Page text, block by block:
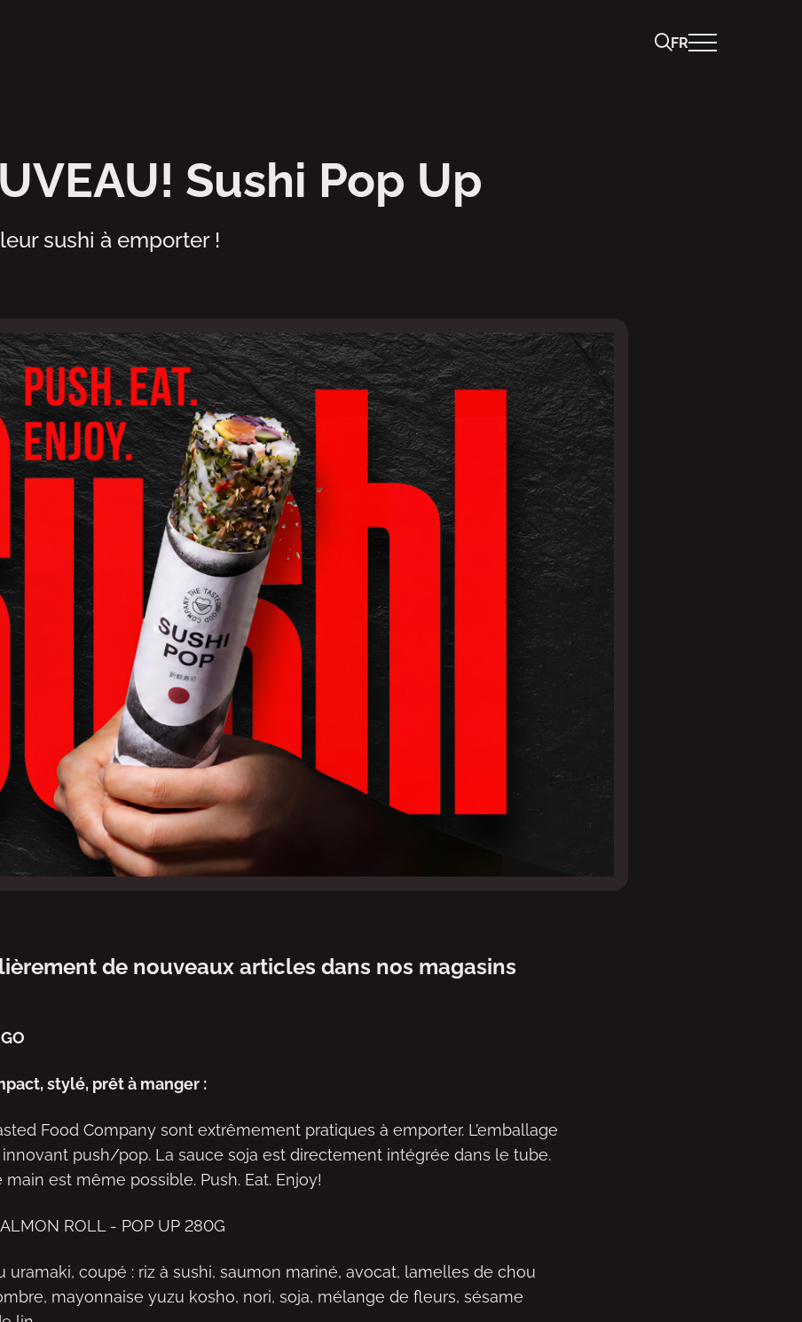
FR
Sushi Pop Up
sushi à emporter !
de nouveaux articles dans nos magasins
stylé, prêt à manger :
Food Company sont extrêmement pratiques à emporter. L’emballage
push/pop. La sauce soja est directement intégrée dans le tube.
est même possible. Push. Eat. Enjoy!
ROLL - POP UP 280G
uramaki, coupé : riz à sushi, saumon mariné, avocat, lamelles de chou
mayonnaise yuzu kosho, nori, soja, mélange de fleurs, sésame